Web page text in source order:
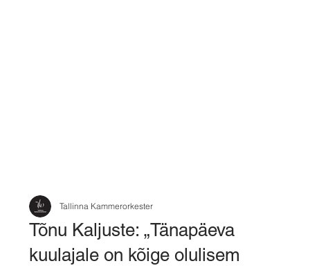
Tõnu Kaljuste: „Tänapäeva
kuulajale on kõige olulisem
Tallinna Kammerorkester